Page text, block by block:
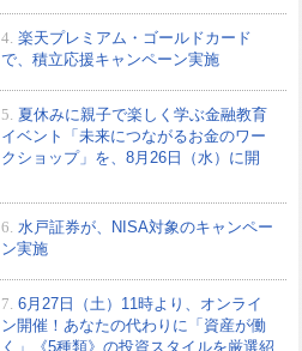
4. 楽天プレミアム・ゴールドカード
で、積立応援キャンペーン実施
5. 夏休みに親子で楽しく学ぶ金融教育
イベント「未来につながるお金のワー
クショップ」を、8月26日（水）に開
6. 水戸証券が、NISA対象のキャンペー
ン実施
7. 6月27日（土）11時より、オンライ
ン開催！あなたの代わりに「資産が働
く」《5種類》の投資スタイルを厳選紹